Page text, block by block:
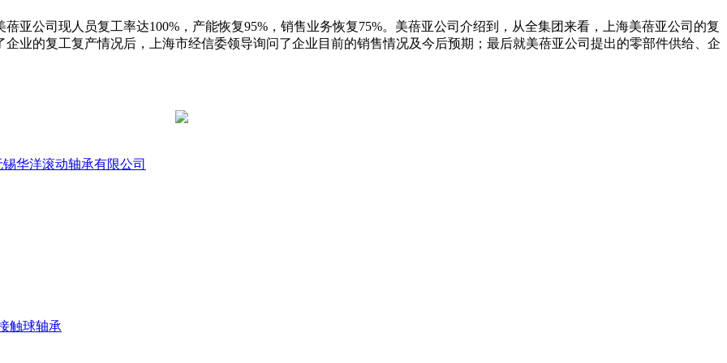
亚公司现人员复工率达100%，产能恢复95%，销售业务恢复75%。美蓓亚公司介绍到，从全集团来看，上海美蓓亚公司的复
业的复工复产情况后，上海市经信委领导询问了企业目前的销售情况及今后预期；最后就美蓓亚公司提出的零部件供给、企
华洋滚动轴承有限公司
触球轴承